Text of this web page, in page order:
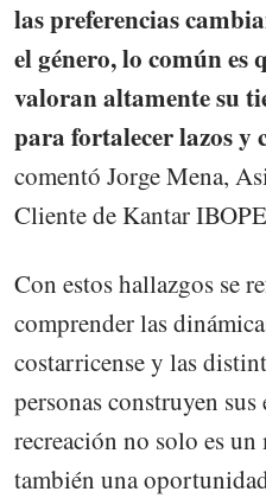
las preferencias
el género, lo común es
valoran altamente su
para fortalecer lazos y
comentó Jorge Mena,
Cliente de Kantar
Con estos hallazgos se
comprender las
costarricense y las
personas construyen
recreación no solo es
también una